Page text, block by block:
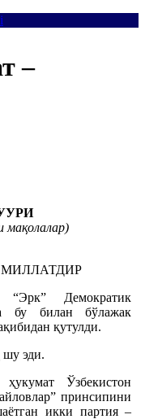
–
мақолалар)
“Эрк” Демократик
бу билан бўлажак
қутулди.
шу эди.
Ўзбекистон
принсипини
икки партия –